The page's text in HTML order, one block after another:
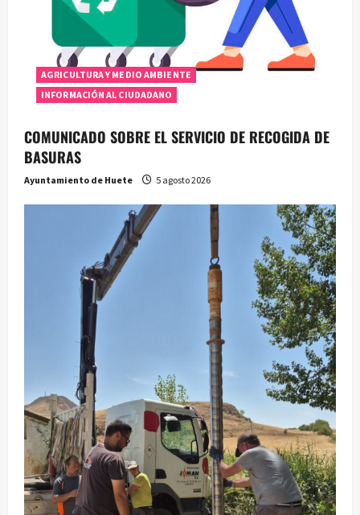
AGRICULTURA Y MEDIO AMBIENTE
INFORMACIÓN AL CIUDADANO
COMUNICADO SOBRE EL SERVICIO DE RECOGIDA DE
BASURAS
Ayuntamiento de Huete 5 agosto 2026